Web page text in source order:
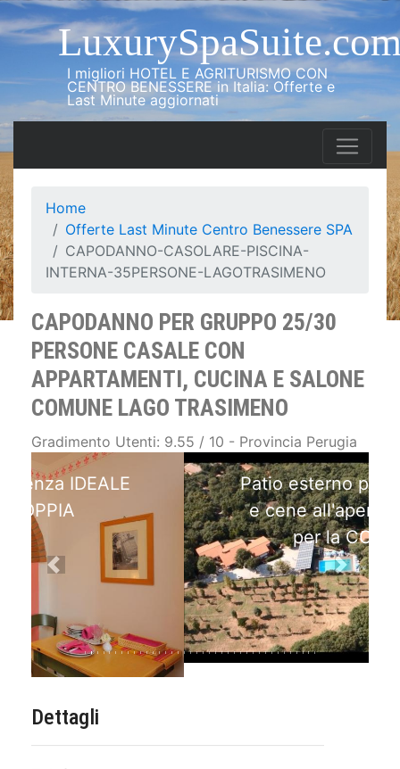
I migliori HOTEL E AGRITURISMO CON
CENTRO BENESSERE in Italia: Offerte e
Last Minute aggiornati
Home
Offerte Last Minute Centro Benessere SPA
CAPODANNO-CASOLARE-PISCINA-
INTERNA-35PERSONE-LAGOTRASIMENO
CAPODANNO PER GRUPPO 25/30
PERSONE CASALE CON
APPARTAMENTI, CUCINA E SALONE
COMUNE LAGO TRASIMENO
Gradimento Utenti: 9.55 / 10 - Provincia Perugia
Patio esterno per colazioni
e cene all'aperto IDEALE
per la COPPIA
Previous Next
Dettagli